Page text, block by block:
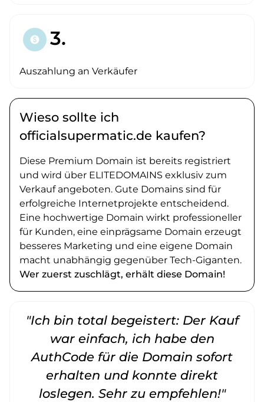
paid 3.
Auszahlung an Verkäufer
Wieso sollte ich
officialsupermatic.de kaufen?
Diese Premium Domain ist bereits registriert
und wird über ELITEDOMAINS exklusiv zum
Verkauf angeboten. Gute Domains sind für
erfolgreiche Internetprojekte entscheidend.
Eine hochwertige Domain wirkt professioneller
für Kunden, eine einprägsame Domain erzeugt
besseres Marketing und eine eigene Domain
macht unabhängig gegenüber Tech-Giganten.
Wer zuerst zuschlägt, erhält diese Domain!
"Ich bin total begeistert: Der Kauf
war einfach, ich habe den
AuthCode für die Domain sofort
erhalten und konnte direkt
loslegen. Sehr zu empfehlen!"